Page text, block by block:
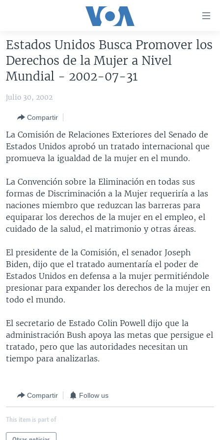
accesibilidad
contenido
Salte
principal
Salte
AMÉRICA DEL NORTE
ELECCIONES EEUU 2024
VOA VERIFICA INMIGRACIÓN
VOA VERIFICA AMÉRICA LATINA
ARGENTINA
BOLIVIA
COLOMBIA
PERÚ
ECUADOR
VENEZUELA
CHINA EN AMÉRICA LATINA
CENTROAMÉRICA
COSTA RICA
GUATEMALA
HONDURAS
NICARAGUA
OTRAS SECCIONES
LIBERTAD DE PRENSA
MUNDO
ECONOMÍA
TECNOLOGÍA
DEPORTES
CIENCIA Y SALUD
LIBERTAD DE PRENSA
UCRANIA
MULTIMEDIA
FOTOGRAFÍA
AUDIOS
EL MUNDO AL DÍA
FORO INTERAMERICANO
VISIÓN 360
PANORAMA
RADIO
AVANCE INFORMATIVO
AUDIONOTICIAS
ESTADOS UNIDOS AL DÍA
EL MUNDO AL DÍA [RADIO]
NOTA ECONÓMICA
ENTRETENIMIENTO
DIRECT
DOCUMENTALES DE LA VOA
Learning English
SÍGANOS
Idiomas
Estados Unidos Busca Promover los
Derechos de la Mujer a Nivel
Mundial - 2002-07-31
julio 30, 2002
Compartir
La Comisión de Relaciones Exteriores del Senado de
Estados Unidos aprobó un tratado internacional que
promueva la igualdad de la mujer en el mundo.
La Convención sobre la Eliminación en todas sus
formas de Discriminación a la Mujer requeriría a las
naciones miembro que reduzcan las barreras para
equiparar los derechos de la mujer en el empleo, el
cuidado de la salud, el matrimonio y otras áreas.
El presidente de la Comisión, el senador Joseph
Biden, dijo que el tratado aumentaría el poder de
Estados Unidos en defensa a la mujer permitiéndole
presionar para expander los derechos de la mujer en
todo el mundo.
El secretario de Estado Colin Powell dijo que la
administración Bush apoya las metas que persigue el
tratado, pero que las autoridades necesitan un
tiempo para analizarlas.
Compartir Follow us
This item is part of